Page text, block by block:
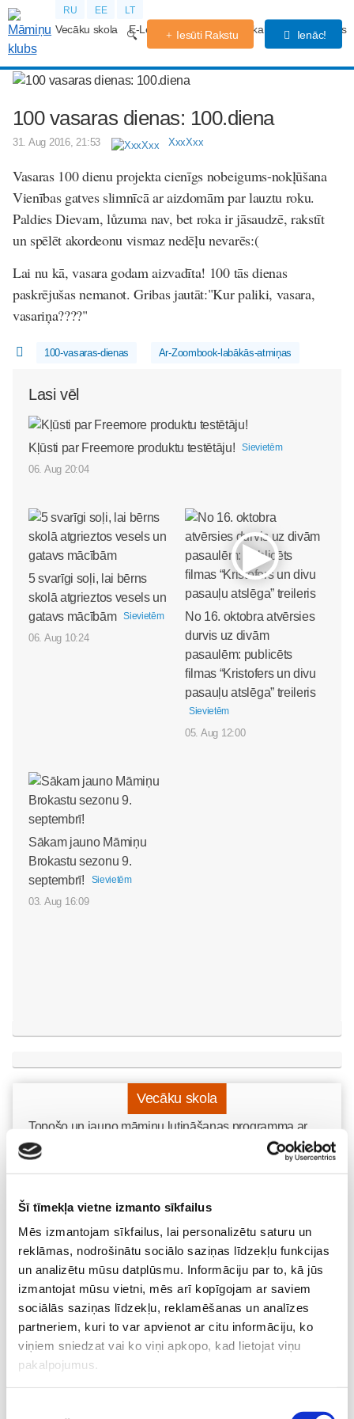
Šī tīmekļa vietne izmanto sīkfailus
Mēs izmantojam sīkfailus, lai personalizētu saturu un
reklāmas, nodrošinātu sociālo saziņas līdzekļu funkcijas
un analizētu mūsu datplūsmu. Informāciju par to, kā jūs
izmantojat mūsu vietni, mēs arī kopīgojam ar saviem
sociālās saziņas līdzekļu, reklamēšanas un analīzes
partneriem, kuri to var apvienot ar citu informāciju, ko
viņiem sniedzat vai ko viņi apkopo, kad lietojat viņu
pakalpojumus.
RU EE LT
Vecāku skola E-Lekcijas Grūtniecības kalendārs Forums
Iesūti Rakstu Ienāc!
100 vasaras dienas: 100.diena
31. Aug 2016, 21:53 XxxXxx
Vasaras 100 dienu projekta cienīgs nobeigums-nokļūšana
Vienības gatves slimnīcā ar aizdomām par lauztu roku.
Paldies Dievam, lůzuma nav, bet roka ir jāsaudzē, rakstīt
un spēlēt akordeonu vismaz nedēļu nevarēs:(
Lai nu kā, vasara godam aizvadīta! 100 tās dienas
paskrējušas nemanot. Gribas jautāt:"Kur paliki, vasara,
vasariņa????"
100-vasaras-dienas Ar-Zoombook-labākās-atmiņas
Lasi vēl
Kļūsti par Freemore produktu testētāju! Sievietēm
06. Aug 20:04
5 svarīgi soļi, lai bērns
skolā atgrieztos vesels un
gatavs mācībām
Sievietēm
06. Aug 10:24
No 16. oktobra atvērsies
durvis uz divām
pasaulēm: publicēts
filmas “Kristofers un divu
pasauļu atslēga” treileris
Sievietēm
05. Aug 12:00
Sākam jauno Māmiņu
Brokastu sezonu 9.
septembrī!
Sievietēm
03. Aug 16:09
Vecāku skola
Topošo un jauno māmiņu lutināšanas programma ar
skaistumkopšanas speciālisti Ivetu Liberti
07.08 15:15-17:00
Izpārdots
Nodarbības citā laikā
Vaksācija topošajām un jaunajām māmiņām
07.08 16:30-17:00
Izpārdots
Nodarbības citā laikā
masāža Māmiņu klubā pie masāžas speciālistes Olgas